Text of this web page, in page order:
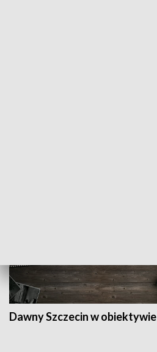
Dawny Szczecin w obiektywie